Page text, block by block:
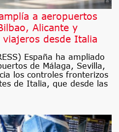
a aeropuertos
Alicante y
desde Italia
España ha ampliado
de Málaga, Sevilla,
los controles fronterizos
de Italia, que desde las